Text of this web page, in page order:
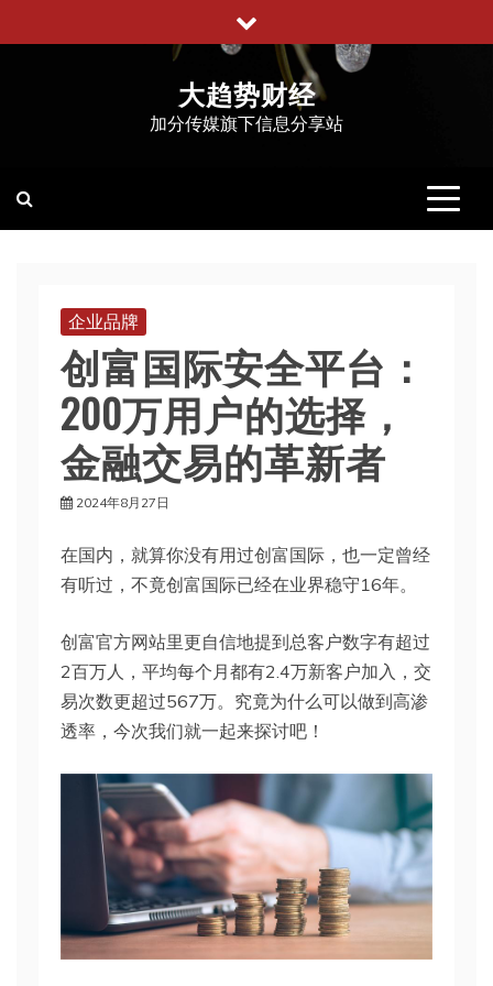
至
大趋势财经
加分传媒旗下信息分享站
企业品牌
创富国际安全平台：
200万用户的选择，
金融交易的革新者
2024年8月27日
在国内，就算你没有用过创富国际，也一定曾经
有听过，不竟创富国际已经在业界稳守16年。
创富官方网站里更自信地提到总客户数字有超过
2百万人，平均每个月都有2.4万新客户加入，交
易次数更超过567万。究竟为什么可以做到高渗
透率，今次我们就一起来探讨吧！